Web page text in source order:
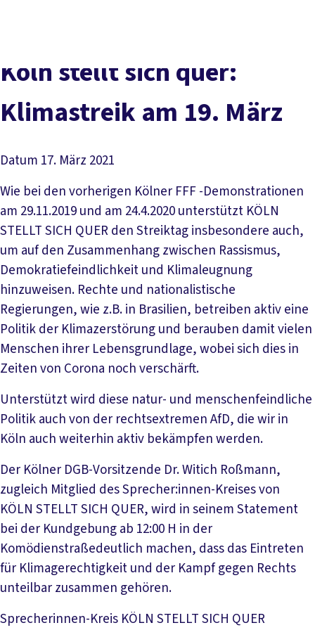
Politik in NRW
Mitmachen
Köln stellt sich quer:
Klimastreik am 19. März
Datum 17. März 2021
Wie bei den vorherigen Kölner FFF -Demonstrationen
am 29.11.2019 und am 24.4.2020 unterstützt KÖLN
STELLT SICH QUER den Streiktag insbesondere auch,
um auf den Zusammenhang zwischen Rassismus,
Demokratiefeindlichkeit und Klimaleugnung
hinzuweisen. Rechte und nationalistische
Regierungen, wie z.B. in Brasilien, betreiben aktiv eine
Politik der Klimazerstörung und berauben damit vielen
Menschen ihrer Lebensgrundlage, wobei sich dies in
Zeiten von Corona noch verschärft.
Unterstützt wird diese natur- und menschenfeindliche
Politik auch von der rechtsextremen AfD, die wir in
Köln auch weiterhin aktiv bekämpfen werden.
Der Kölner DGB-Vorsitzende Dr. Witich Roßmann,
zugleich Mitglied des Sprecher:innen-Kreises von
KÖLN STELLT SICH QUER, wird in seinem Statement
bei der Kundgebung ab 12:00 H in der
Komödienstraßedeutlich machen, dass das Eintreten
für Klimagerechtigkeit und der Kampf gegen Rechts
unteilbar zusammen gehören.
Sprecherinnen-Kreis KÖLN STELLT SICH QUER